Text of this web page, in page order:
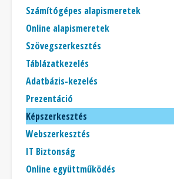
Számítógépes alapismeretek
Online alapismeretek
Szövegszerkesztés
Táblázatkezelés
Adatbázis-kezelés
Prezentáció
Képszerkesztés
Webszerkesztés
IT Biztonság
Online együttműködés